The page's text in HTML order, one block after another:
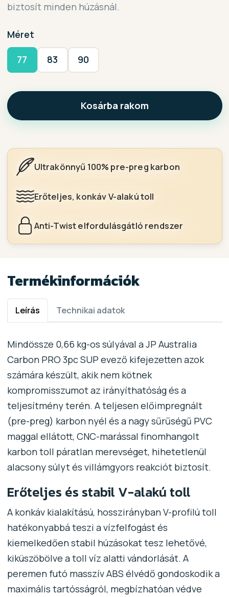
biztosít minden húzásnál.
Méret
77 83 90
Kosárba rakom
Ultrakönnyű 100% pre-preg karbon
Erőteljes, konkáv V-alakú toll
Anti-Twist elfordulásgátló rendszer
Termékinformációk
Leírás Technikai adatok
Mindössze 0,66 kg-os súlyával a JP Australia
Carbon PRO 3pc SUP evező kifejezetten azok
számára készült, akik nem kötnek
kompromisszumot az irányíthatóság és a
teljesítmény terén. A teljesen előimpregnált
(pre-preg) karbon nyél és a nagy sűrűségű PVC
maggal ellátott, CNC-marással finomhangolt
karbon toll páratlan merevséget, hihetetlenül
alacsony súlyt és villámgyors reakciót biztosít.
Erőteljes és stabil V-alakú toll
A konkáv kialakítású, hosszirányban V-profilú toll
hatékonyabbá teszi a vízfelfogást és
kiemelkedően stabil húzásokat tesz lehetővé,
kiküszöbölve a toll víz alatti vándorlását. A
peremen futó masszív ABS élvédő gondoskodik a
maximális tartósságról, megbízhatóan védve